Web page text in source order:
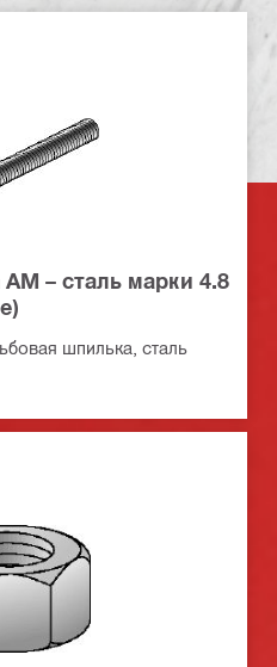
– сталь марки 4.8
шпилька, сталь